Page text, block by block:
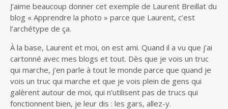
J’aime beaucoup donner cet exemple de Laurent Breillat du
blog « Apprendre la photo » parce que Laurent, c’est
l’archétype de ça.
À la base, Laurent et moi, on est ami. Quand il a vu que j’ai
cartonné avec mes blogs et tout. Dès que je vois un truc
qui marche, j’en parle à tout le monde parce que quand je
vois un truc qui marche et que je vois plein de gens qui
galèrent autour de moi, qui n’utilisent pas de trucs qui
fonctionnent bien, je leur dis : les gars, allez-y.